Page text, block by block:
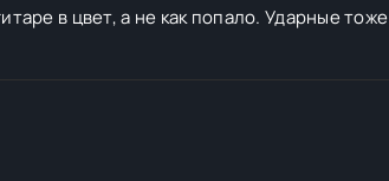
в цвет, а не как попало. Ударные тоже